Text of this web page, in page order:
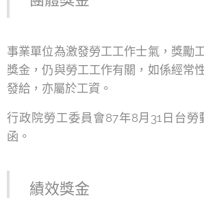
事業單位為激發勞工工作士氣，獎勵
獎金，仍與勞工工作有關，如係經常
發給，亦屬於工資。
行政院勞工委員會87年8月31日台勞
函。
績效獎金